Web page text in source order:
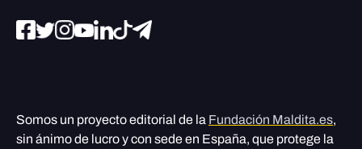
Somos un proyecto editorial de la Fundación Maldita.es,
sin ánimo de lucro y con sede en España, que protege la